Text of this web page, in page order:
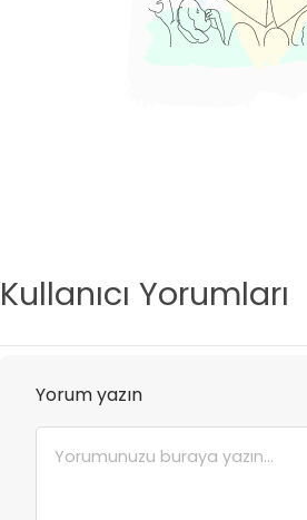
Kullanıcı Yorumları
Yorum yazın